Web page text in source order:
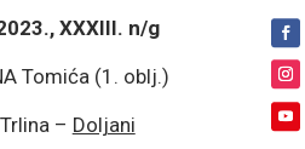
XXXIII. n/g
Tomića (1. oblj.)
– Doljani